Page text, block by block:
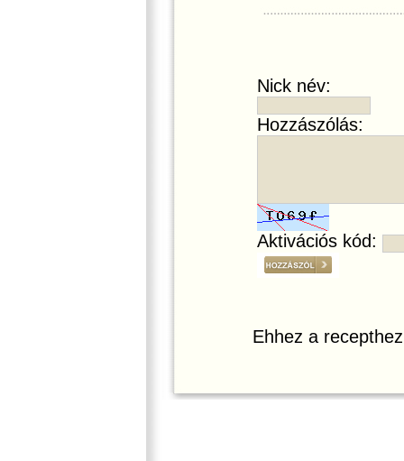
Nick név:
Hozzászólás:
Aktivációs kód:
Ehhez a